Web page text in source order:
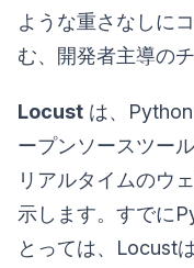
ような重さなしに
む、開発者主導の
Locust は、
ープンソースツー
リアルタイムのウ
示します。すでに
とっては、Locust